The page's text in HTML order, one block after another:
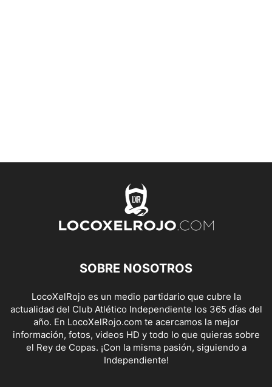
SOBRE NOSOTROS
LocoXelRojo es un medio partidario que cubre la
actualidad del Club Atlético Independiente los 365 días del
año. En LocoXelRojo.com te acercamos la mejor
información, fotos, videos HD y todo lo que quieras sobre
el Rey de Copas. ¡Con la misma pasión, siguiendo a
Independiente!